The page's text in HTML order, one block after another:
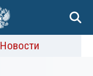
Новости